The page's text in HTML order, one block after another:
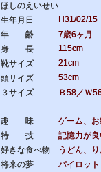
ほしのえいせい
生年月日
H31/02/15
年 齢
7歳6ヶ月
身 長
115cm
靴サイズ
21cm
頭サイズ
53cm
３サイズ
Ｂ58／Ｗ
趣 味
ゲーム、
特 技
記憶力が
好きな食べ物
うどん、
将来の夢
パイロット